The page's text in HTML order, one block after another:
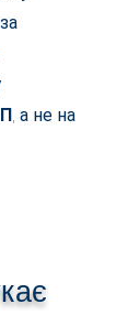
, а не на